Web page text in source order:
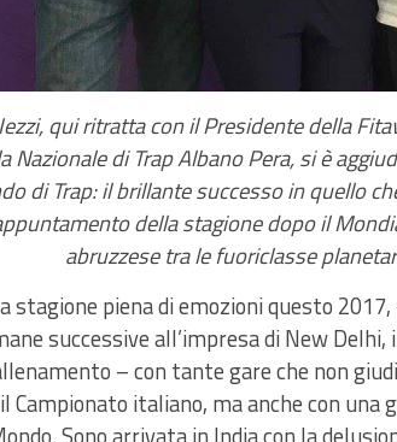
qui ritratta con il Presidente della
Nazionale di Trap Albano Pera, si è
di Trap: il brillante successo in quello
della stagione dopo il
abruzzese tra le fuoriclasse
stagione piena di emozioni questo
successive all’impresa di New Delhi,
– con tante gare che non
Campionato italiano, ma anche con una